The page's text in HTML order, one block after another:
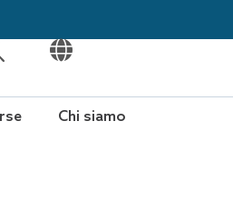
APRI
APRI
Chi siamo